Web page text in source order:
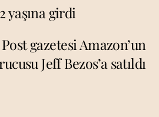
yaşına girdi
gazetesi Amazon’un
Jeff Bezos’a satıldı